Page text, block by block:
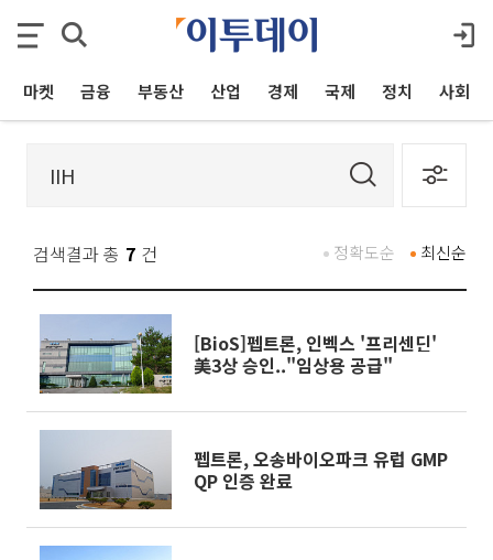
마켓 금융 부동산 산업 경제 국제 정치 사회
검색결과 총 7 건 최신순
정확도순
[BioS]펩트론, 인벡스 '프리센딘'
美3상 승인.."임상용 공급"
펩트론, 오송바이오파크 유럽 GMP
QP 인증 완료